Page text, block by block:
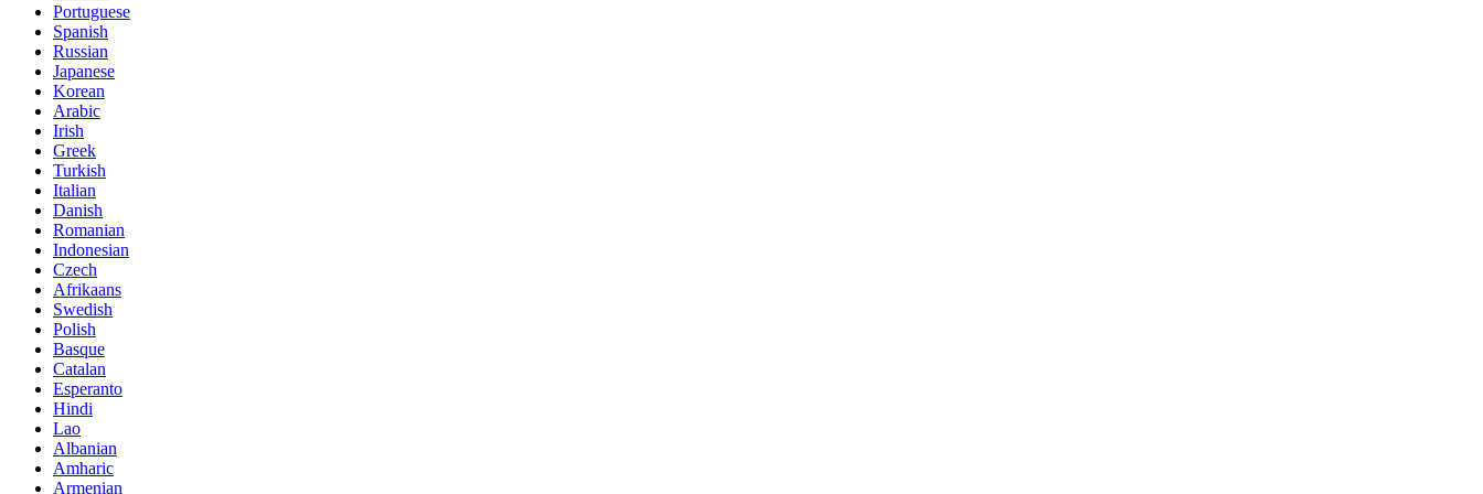
Portuguese
Spanish
Russian
Japanese
Korean
Arabic
Irish
Greek
Turkish
Italian
Danish
Romanian
Indonesian
Czech
Afrikaans
Swedish
Polish
Basque
Catalan
Esperanto
Hindi
Lao
Albanian
Amharic
Armenian